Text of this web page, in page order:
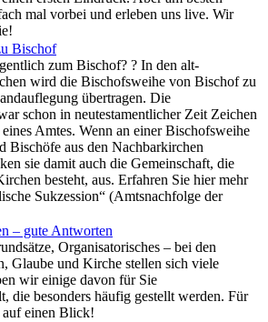
mal vorbei und erleben uns live. Wir
Bischof
zum Bischof? ? In den alt-
wird die Bischofsweihe von Bischof zu
übertragen. Die
schon in neutestamentlicher Zeit Zeichen
Amtes. Wenn an einer Bischofsweihe
Bischöfe aus den Nachbarkirchen
sie damit auch die Gemeinschaft, die
besteht, aus. Erfahren Sie hier mehr
Sukzession“ (Amtsnachfolge der
– gute Antworten
Organisatorisches – bei den
Glaube und Kirche stellen sich viele
wir einige davon für Sie
die besonders häufig gestellt werden. Für
einen Blick!